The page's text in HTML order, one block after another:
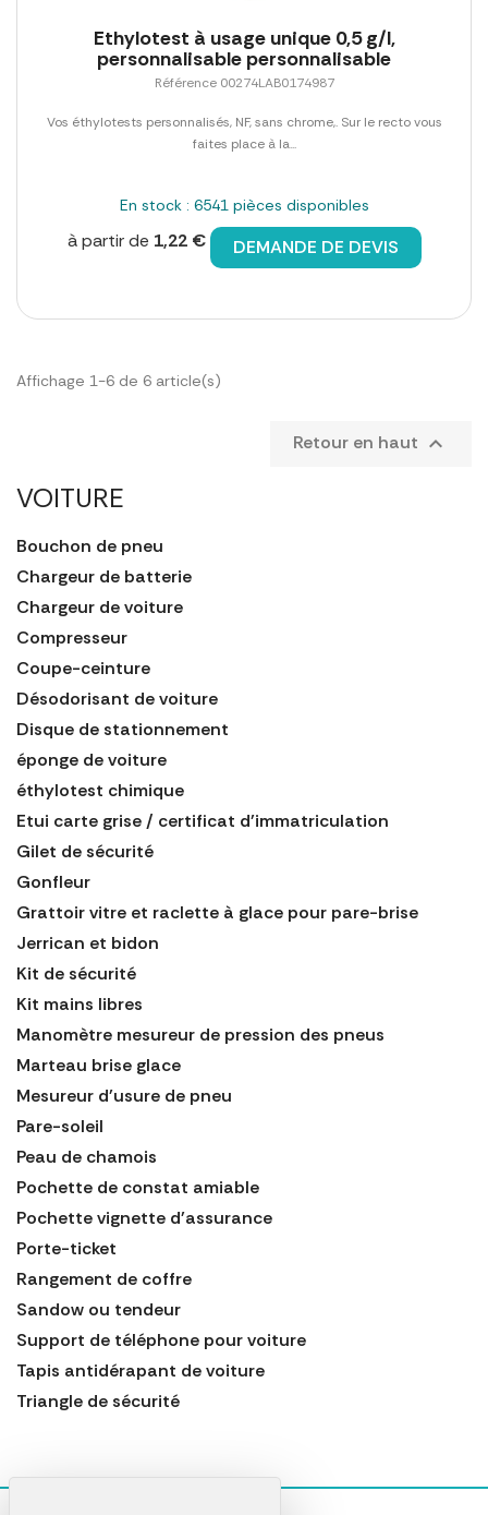
VOITURE
Bouchon de pneu
Chargeur de batterie
Chargeur de voiture
Compresseur
Coupe-ceinture
Désodorisant de voiture
Disque de stationnement
éponge de voiture
éthylotest chimique
Etui carte grise / certificat d'immatriculation
Gilet de sécurité
Gonfleur
Grattoir vitre et raclette à glace pour pare-brise
Jerrican et bidon
Kit de sécurité
Kit mains libres
Manomètre mesureur de pression des pneus
Marteau brise glace
Mesureur d'usure de pneu
Pare-soleil
Peau de chamois
Pochette de constat amiable
Pochette vignette d'assurance
Porte-ticket
Rangement de coffre
Sandow ou tendeur
Support de téléphone pour voiture
Tapis antidérapant de voiture
Triangle de sécurité
Ethylotest à usage unique 0,5 g/l,
personnalisable personnalisable
Référence 00274LAB0174987
Vos éthylotests personnalisés, NF, sans chrome,. Sur le recto vous
faites place à la...
En stock : 6541 pièces disponibles
à partir de 1,22 € DEMANDE DE DEVIS
Affichage 1-6 de 6 article(s)
Retour en haut 